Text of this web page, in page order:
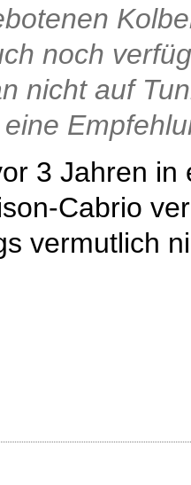
noch
nicht auf
3 Jahren in
Cabrio
vermutlich